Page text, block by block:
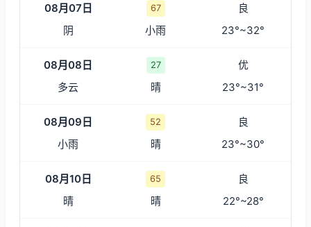
08月07日 67
良
阴
小雨 23°~32°
08月08日 27
优
多云
晴 23°~31°
08月09日 52
良
小雨
晴 23°~30°
08月10日 65
良
晴
晴 22°~28°